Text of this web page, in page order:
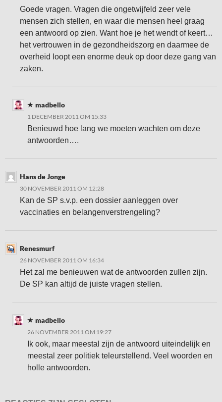
Goede vragen. Vragen die ongetwijfeld zeer vele
mensen zich stellen, en waar die mensen heel graag
een antwoord op zien. Want hoe je het wendt of keert…
het vertrouwen in de gezondheidszorg en daarmee de
overheid loopt een enorme deuk op door deze gang van
zaken.
madbello
1 DECEMBER 2011 OM 15:33
Benieuwd hoe lang we moeten wachten om deze
antwoorden….
Hans de Jonge
30 NOVEMBER 2011 OM 12:28
Kan de SP s.v.p. een dossier aanleggen over
vaccinaties en belangenverstrengeling?
Renesmurf
26 NOVEMBER 2011 OM 16:34
Het zal me benieuwen wat de antwoorden zullen zijn.
De SP kan altijd de juiste vragen stellen.
madbello
26 NOVEMBER 2011 OM 19:27
Ik ook, maar meestal zijn de antwoord uiteindelijk en
meestal zeer politiek teleurstellend. Veel woorden en
holle antwoorden.